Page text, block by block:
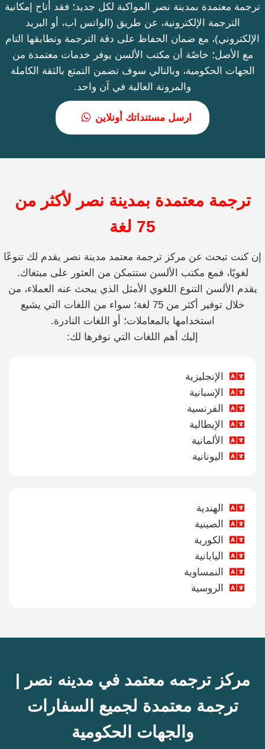
ترجمة معتمدة بمدينة نصر المواكبة لكل جديد؛ فقد أتاح إمكانية
الترجمة الإلكترونية، عن طريق (الواتس اب، أو البريد
الإلكتروني)، مع ضمان الحفاظ على دقة الترجمة وتطابقها التام
مع الأصل؛ خاصًة أن مكتب الألسن يوفر خدمات معتمدة من
الجهات الحكومية، وبالتالي سوف تضمن التمتع بالثقة الكاملة
والمرونة العالية في آن واحد.
ارسل مستنداتك أونلاين
ترجمة معتمدة بمدينة نصر لأكثر من
75 لغة
إن كنت تبحث عن مركز ترجمة معتمد مدينة نصر يقدم لك تنوعًا
لغويًا، فمع مكتب الألسن ستتمكن من العثور على مبتغاك.
يقدم الألسن التنوع اللغوي الأمثل الذي يبحث عنه العملاء، من
خلال توفير أكثر من 75 لغة؛ سواء من اللغات التي يشيع
استخدامها بالمعاملات؛ أو اللغات النادرة.
إليك أهم اللغات التي نوفرها لك:
الإنجليزية
الإسبانية
الفرنسية
الإيطالية
الألمانية
اليونانية
الهندية
الصينية
الكورية
اليابانية
النمساوية
الروسية
مركز ترجمه معتمد في مدينه نصر |
ترجمة معتمدة لجميع السفارات
والجهات الحكومية